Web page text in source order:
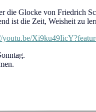
die Glocke von Friedrich
ist die Zeit, Weisheit zu
youtu.be/